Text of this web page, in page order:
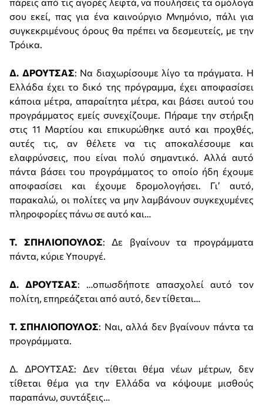
σου εκεί, πας για ένα καινούργιο Μνημόνιο, πάλι για
συγκεκριμένους όρους θα πρέπει να δεσμευτείς, με την
Τρόικα.
Δ. ΔΡΟΥΤΣΑΣ: Να διαχωρίσουμε λίγο τα πράγματα. Η
Ελλάδα έχει το δικό της πρόγραμμα, έχει αποφασίσει
κάποια μέτρα, απαραίτητα μέτρα, και βάσει αυτού του
προγράμματος εμείς συνεχίζουμε. Πήραμε την στήριξη
στις 11 Μαρτίου και επικυρώθηκε αυτό και προχθές,
αυτές τις, αν θέλετε να τις αποκαλέσουμε και
ελαφρύνσεις, που είναι πολύ σημαντικό. Αλλά αυτό
πάντα βάσει του προγράμματος το οποίο ήδη έχουμε
αποφασίσει και έχουμε δρομολογήσει. Γι’ αυτό,
παρακαλώ, οι πολίτες να μην λαμβάνουν συγκεχυμένες
πληροφορίες πάνω σε αυτό και…
Τ. ΣΠΗΛΙΟΠΟΥΛΟΣ: Δε βγαίνουν τα προγράμματα
πάντα, κύριε Υπουργέ.
Δ. ΔΡΟΥΤΣΑΣ: …οπωσδήποτε απασχολεί αυτό τον
πολίτη, επηρεάζεται από αυτό, δεν τίθεται…
Τ. ΣΠΗΛΙΟΠΟΥΛΟΣ: Ναι, αλλά δεν βγαίνουν πάντα τα
προγράμματα.
Δ. ΔΡΟΥΤΣΑΣ: Δεν τίθεται θέμα νέων μέτρων, δεν
τίθεται θέμα για την Ελλάδα να κόψουμε μισθούς
παραπάνω, συντάξεις…